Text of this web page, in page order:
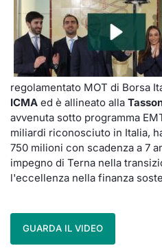
regolamentato MOT di Borsa
ICMA ed è allineato alla
avvenuta sotto programma
miliardi riconosciuto in Italia,
750 milioni con scadenza a 7
impegno di Terna nella
l'eccellenza nella finanza
GUARDA IL VIDEO